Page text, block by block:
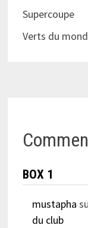
Supercoupe
Verts du
BOX 1
mustapha
du club